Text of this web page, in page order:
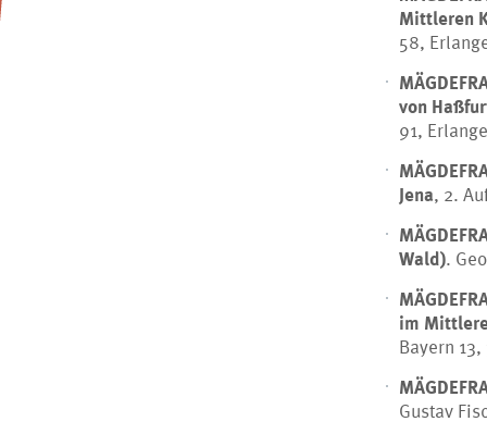
Mittleren
58,
von
91,
Jena, 2.
Wald).
im
Bayern
Gustav